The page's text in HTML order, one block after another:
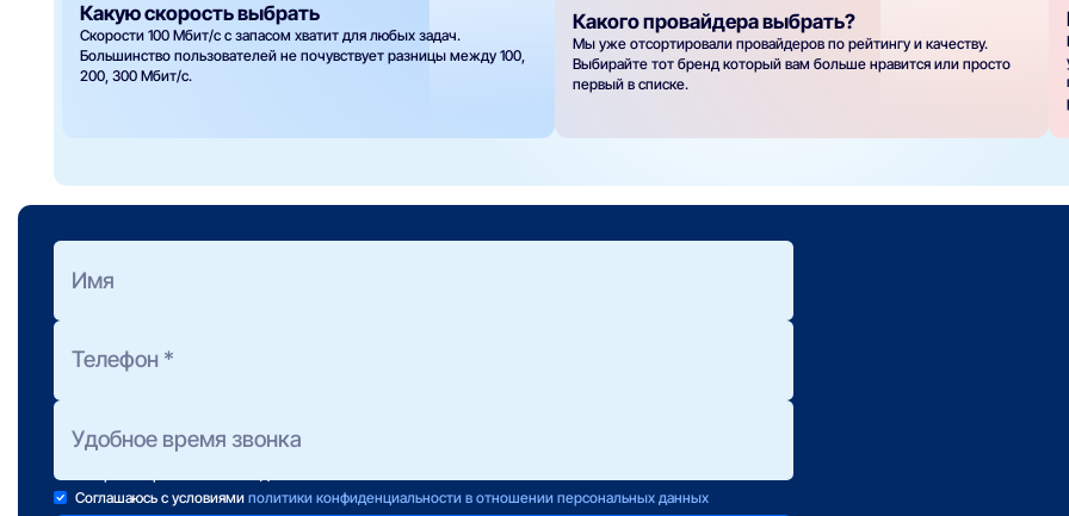
Какую скорость выбрать
Скорости 100 Мбит/с с запасом хватит для любых задач.
Большинство пользователей не почувствует разницы между 100,
200, 300 Мбит/с.
Какого провайдера выбрать?
Мы уже отсортировали провайдеров по рейтингу и качеству.
Выбирайте тот бренд который вам больше нравится или просто
первый в списке.
Оформить заявку
на подбор тарифа
Соглашаюсь с условиямиполитики конфиденциальности в отношении персональных данных
Консультанты работают ежедневно с 10 до 22 часов.
Если свою заявку Вы отправили после 22:00, консультант свяжется с Вами